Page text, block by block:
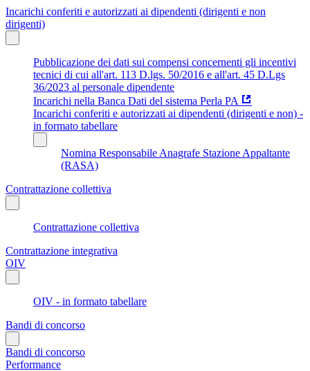
Incarichi conferiti e autorizzati ai dipendenti (dirigenti e non
dirigenti)
Pubblicazione dei dati sui compensi concernenti gli incentivi
tecnici di cui all'art. 113 D.lgs. 50/2016 e all'art. 45 D.Lgs
36/2023 al personale dipendente
Incarichi nella Banca Dati del sistema Perla PA
Incarichi conferiti e autorizzati ai dipendenti (dirigenti e non) -
in formato tabellare
Nomina Responsabile Anagrafe Stazione Appaltante
(RASA)
Contrattazione collettiva
Contrattazione collettiva
Contrattazione integrativa
OIV
OIV - in formato tabellare
Bandi di concorso
Bandi di concorso
Performance